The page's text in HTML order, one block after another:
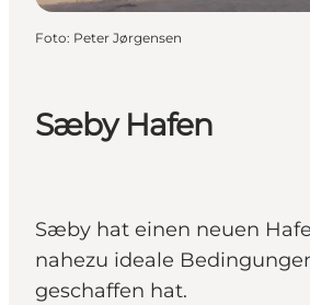
Sæby Hafen
Sæby hat einen neuen
nahezu ideale
geschaffen hat.
Foto: Peter Jørgensen